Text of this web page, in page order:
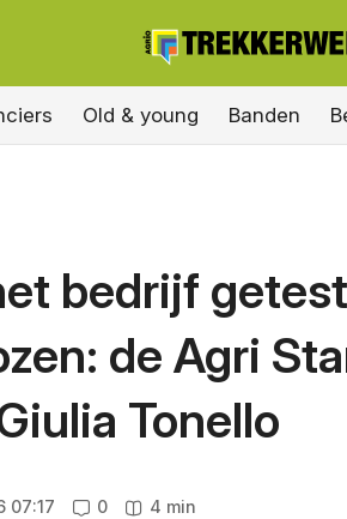
Old & young Banden
bedrijf
de Agri
Tonello
07:17 0 4 min